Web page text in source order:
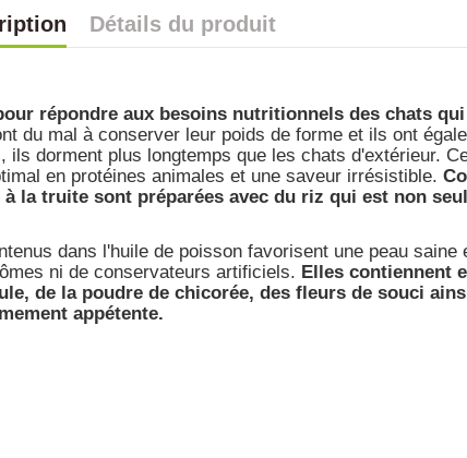
Détails du produit
répondre aux besoins nutritionnels des chats
du mal à conserver leur poids de forme et ils ont
dorment plus longtemps que les chats d'extérieur.
en protéines animales et une saveur irrésistible.
la truite sont préparées avec du riz qui est non
dans l'huile de poisson favorisent une peau
ni de conservateurs artificiels. Elles contiennent
de la poudre de chicorée, des fleurs de souci
appétente.